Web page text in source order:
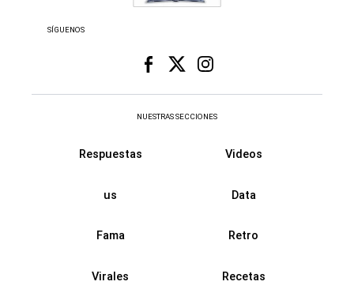
SÍGUENOS
NUESTRAS SECCIONES
Respuestas Videos
us Data
Fama Retro
Virales Recetas